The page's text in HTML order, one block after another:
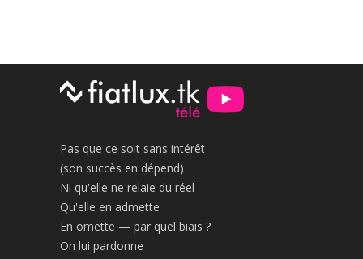
Pas que ce soit sans intérêt
(son succès en dépend)
Ni qu'elle ne relaie du réel
Qu'elle en admette
En omette — par quel biais ?
On lui pardonne